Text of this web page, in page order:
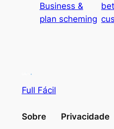
Business &
plan scheming
Full Fácil
Sobre Privacidade
Nome
Número de celular